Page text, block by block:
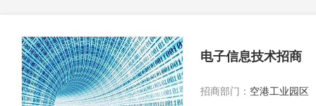
电子信息技术招商
招商部门： 空港工业园区